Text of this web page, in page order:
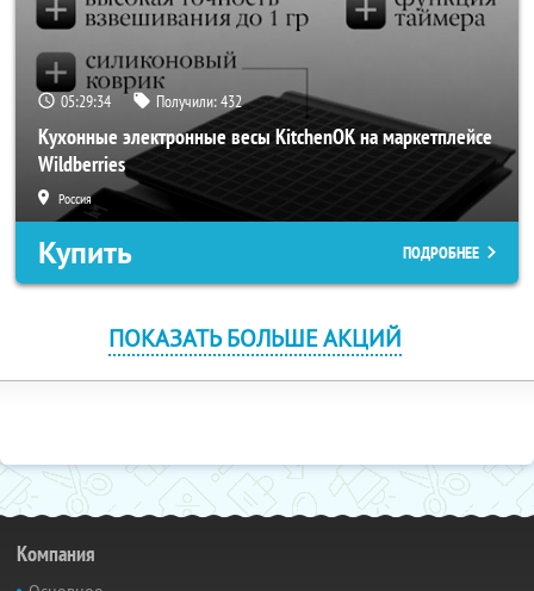
05:29:32 Получили:432
Кухонные электронные весы KitchenOK на маркетплейсе
Wildberries
Россия
Купить ПОДРОБНЕЕ
ПОКАЗАТЬ БОЛЬШЕ АКЦИЙ
Компания